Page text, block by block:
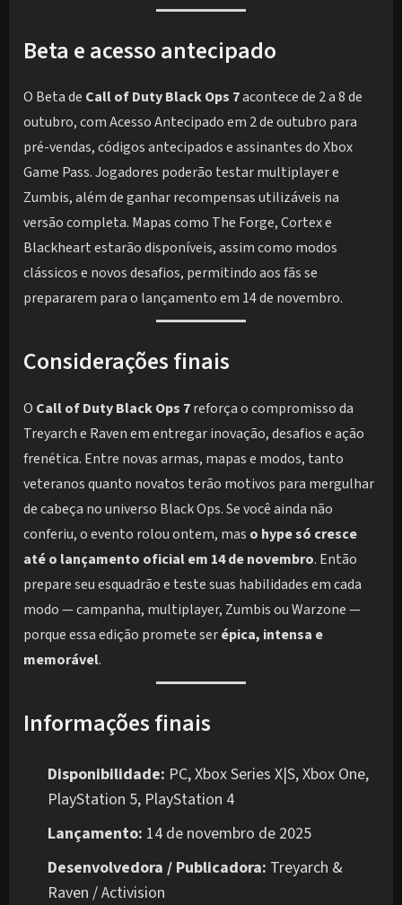
Beta e acesso antecipado
O Beta de Call of Duty Black Ops 7acontece de 2 a 8 de
outubro, com Acesso Antecipado em 2 de outubro para
pré-vendas, códigos antecipados e assinantes do Xbox
Game Pass. Jogadores poderão testar multiplayer e
Zumbis, além de ganhar recompensas utilizáveis na
versão completa. Mapas como The Forge, Cortex e
Blackheart estarão disponíveis, assim como modos
clássicos e novos desafios, permitindo aos fãs se
prepararem para o lançamento em 14 de novembro.
Considerações finais
O Call of Duty Black Ops 7reforça o compromisso da
Treyarch e Raven em entregar inovação, desafios e ação
frenética. Entre novas armas, mapas e modos, tanto
veteranos quanto novatos terão motivos para mergulhar
de cabeça no universo Black Ops. Se você ainda não
conferiu, o evento rolou ontem, mas o hype só cresce
até o lançamento oficial em 14 de novembro. Então
prepare seu esquadrão e teste suas habilidades em cada
modo — campanha, multiplayer, Zumbis ou Warzone —
porque essa edição promete serépica, intensa e
memorável.
Informações finais
Disponibilidade: PC, Xbox Series X|S, Xbox One,
PlayStation 5, PlayStation 4
Lançamento: 14 de novembro de 2025
Desenvolvedora / Publicadora: Treyarch &
Raven / Activision